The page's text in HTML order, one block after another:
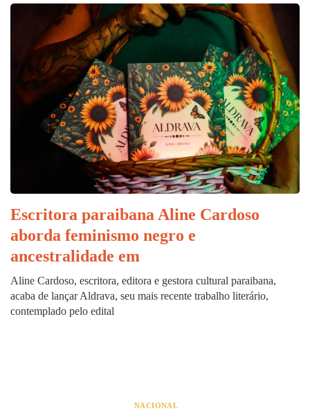
Escritora paraibana Aline Cardoso
aborda feminismo negro e
ancestralidade em
Aline Cardoso, escritora, editora e gestora cultural paraibana,
acaba de lançar Aldrava, seu mais recente trabalho literário,
contemplado pelo edital
NACIONAL